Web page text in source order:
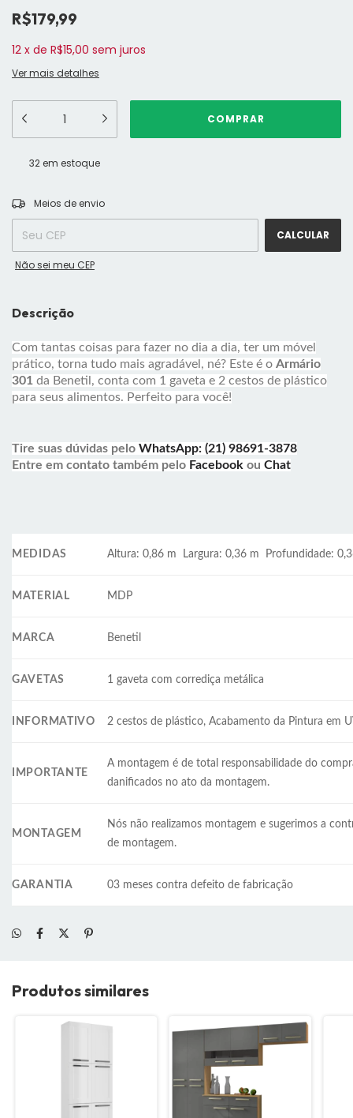
R$179,99
12 x de R$15,00 sem juros
Ver mais detalhes
32 em estoque
Entregas para o CEP:
Meios de envio
CALCULAR
Não sei meu CEP
Descrição
Com tantas coisas para fazer no dia a dia, ter um móvel
prático, torna tudo mais agradável, né? Este é o Armário
301 da Benetil, conta com 1 gaveta e 2 cestos de plástico
para seus alimentos. Perfeito para você!
Tire suas dúvidas pelo WhatsApp: (21) 98691-3878
Entre em contato também pelo Facebook ou Chat
MEDIDAS Altura: 0,86 m Largura: 0,36 m Profundidade:
MATERIAL MDP
MARCA Benetil
GAVETAS 1 gaveta com corrediça metálica
INFORMATIVO 2 cestos de plástico, Acabamento da Pintura em
IMPORTANTE
A montagem é de total responsabilidade do
danificados no ato da montagem.
MONTAGEM
Nós não realizamos montagem e sugerimos a
de montagem.
GARANTIA 03 meses contra defeito de fabricação
Produtos similares